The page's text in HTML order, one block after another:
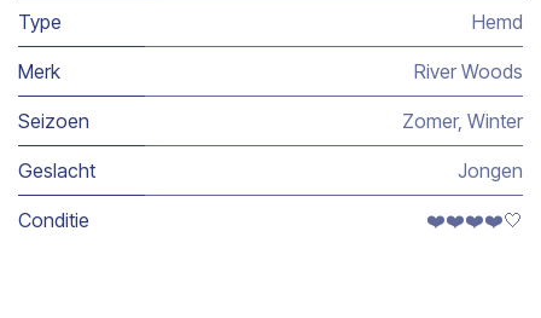
Type Hemd
Merk River Woods
Seizoen Zomer, Winter
Geslacht Jongen
Conditie ❤️❤️❤️❤️🤍